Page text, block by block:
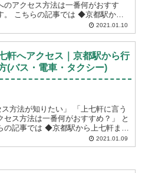
アクセス方法は一番何がおすす
から
2021.01.10
七軒へアクセス｜京都駅から行
(バス・電車・タクシー)
方法が知りたい」 「上七軒に言う
ス方法は一番何がおすすめ？」 と
2021.01.09